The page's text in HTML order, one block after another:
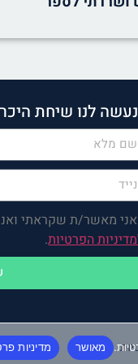
לנו שיחת
אני מאשר/ת שקראתי
הפרטיות.
מאושר מדיניות